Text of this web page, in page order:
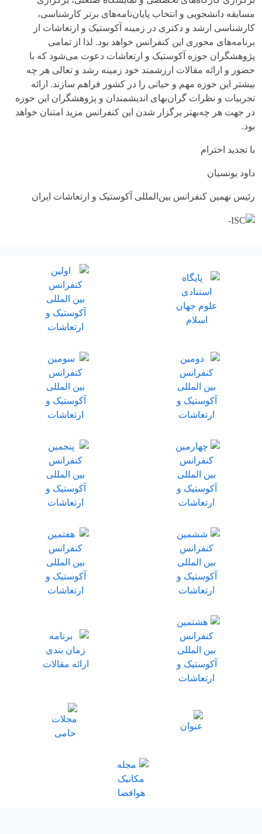
مسابقه دانشجویی و انتخاب پایان‌نامه‌های برتر کارشناسی،
کارشناسی ارشد و دکتری در زمینه آکوستیک و ارتعاشات از
برنامه‌های محوری این کنفرانس خواهد بود. لذا از تمامی
پژوهشگران حوزه آکوستیک و ارتعاشات دعوت می‌شود که با
حضور و ارائه مقالات ارزشمند خود زمینه رشد و تعالی هر چه
بیشتر این حوزه مهم و حیاتی را در کشور فراهم سازند. ارائه
تجربیات و نظرات گران‌بهای اندیشمندان و پژوهشگران این حوزه
در جهت هر چه‌بهتر برگزار شدن این کنفرانس مزید امتنان خواهد
بود.
با تجدید احترام
داود یونسیان
رئیس نهمین کنفرانس بین‌المللی آکوستیک و ارتعاشات ایران